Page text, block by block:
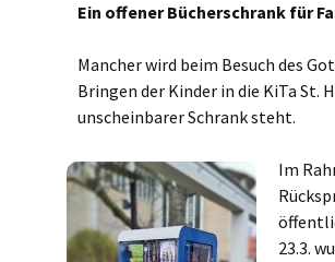
PGR-Wahl 2019
Prävention im
Limburg
Ein offener Bücherschrank für
Mancher wird beim Besuch des
Bringen der Kinder in die KiTa St.
unscheinbarer Schrank steht.
Im
23.3.